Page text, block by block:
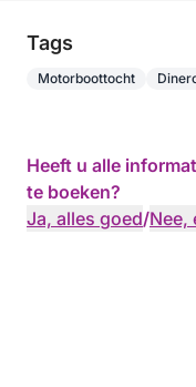
Tags
Motorboottocht
Heeft u alle
te boeken?
Ja, alles goed/Nee,